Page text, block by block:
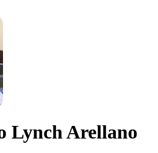
Lynch Arellano